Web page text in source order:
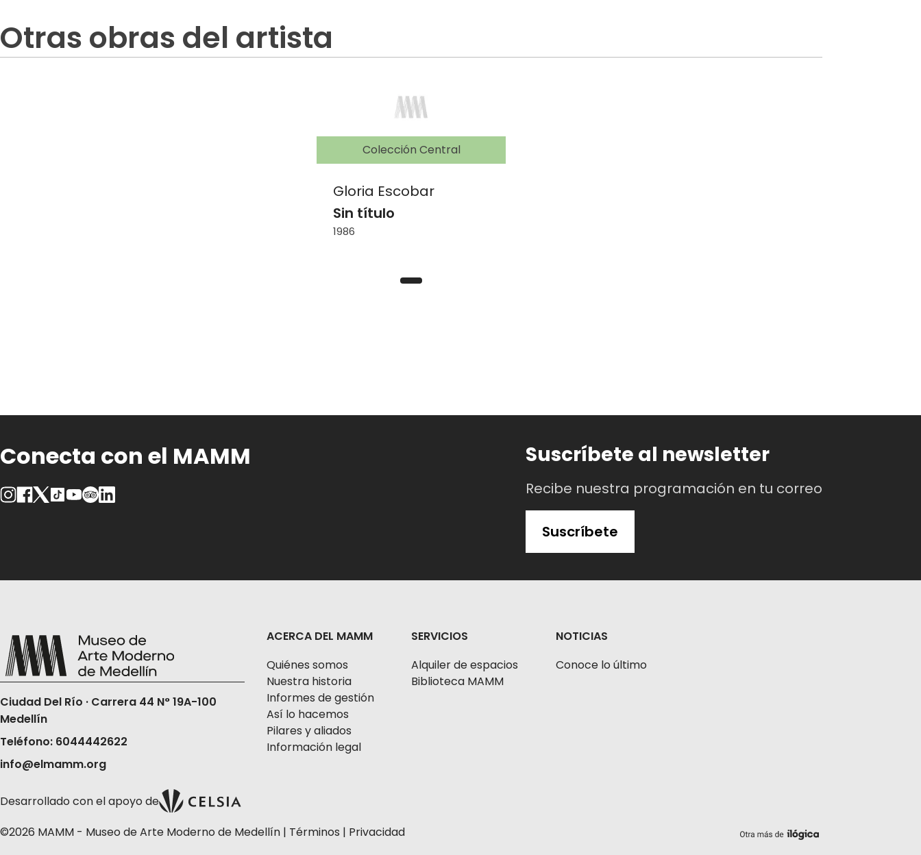
Otras obras del artista
Colección Central
Gloria Escobar
Sin título
1986
Conecta con el MAMM Suscríbete al newsletter
Recibe nuestra programación en tu correo
Suscríbete
Ciudad Del Río · Carrera 44 N° 19A-100
Medellín
Teléfono: 6044442622
info@elmamm.org
ACERCA DEL MAMM
Quiénes somos
Nuestra historia
Informes de gestión
Así lo hacemos
Pilares y aliados
Información legal
SERVICIOS
Alquiler de espacios
Biblioteca MAMM
NOTICIAS
Conoce lo último
Desarrollado con el apoyo de
©2026 MAMM - Museo de Arte Moderno de Medellín | Términos | Privacidad